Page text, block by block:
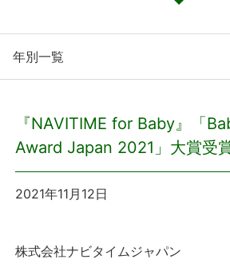
プレスリリース
プレスリリース
年別一覧
『NAVITIME for Baby』「
Award Japan 2021」大賞受
2021年11月12日
株式会社ナビタイムジャパン